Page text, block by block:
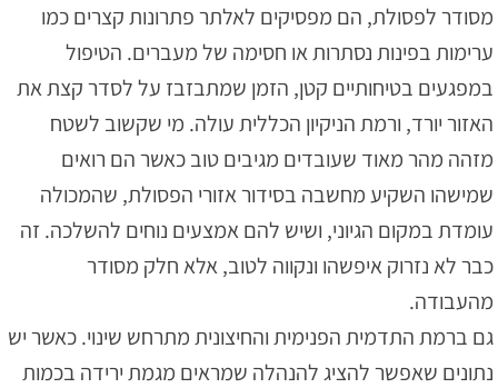
מסודר לפסולת, הם מפסיקים לאלתר פתרונות קצרים כמו
ערימות בפינות נסתרות או חסימה של מעברים. הטיפול
במפגעים בטיחותיים קטן, הזמן שמתבזבז על לסדר קצת את
האזור יורד, ורמת הניקיון הכללית עולה. מי שקשוב לשטח
מזהה מהר מאוד שעובדים מגיבים טוב כאשר הם רואים
שמישהו השקיע מחשבה בסידור אזורי הפסולת, שהמכולה
עומדת במקום הגיוני, ושיש להם אמצעים נוחים להשלכה. זה
כבר לא נזרוק איפשהו ונקווה לטוב, אלא חלק מסודר
מהעבודה.
גם ברמת התדמית הפנימית והחיצונית מתרחש שינוי. כאשר יש
נתונים שאפשר להציג להנהלה שמראים מגמת ירידה בכמות